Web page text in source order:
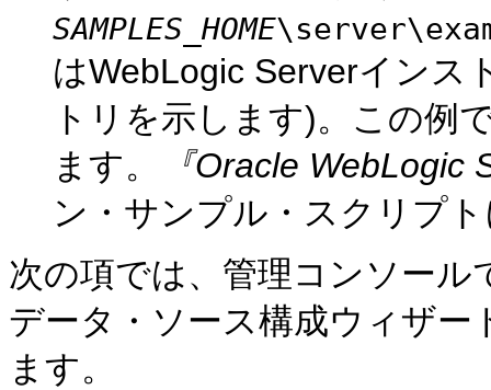
SAMPLES_HOME
はWebLogic Serverインス
トリを示します)。この例
ます。
『Oracle WebLogic
ン・サンプル・スクリプ
次の項では、管理コンソー
データ・ソース構成ウィザー
ます。